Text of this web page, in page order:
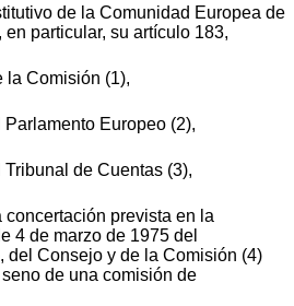
de la Comunidad Europea de
en particular, su artículo 183,
la Comisión (1),
Europeo (2),
de Cuentas (3),
prevista en la
4 de marzo de 1975 del
del Consejo y de la Comisión (4)
de una comisión de